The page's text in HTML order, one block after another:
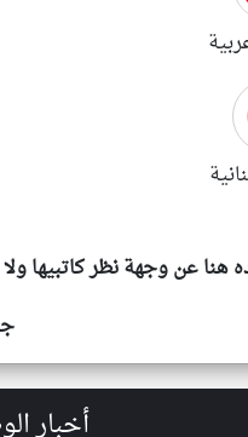
هنا عن وجهة نظر
أخبار